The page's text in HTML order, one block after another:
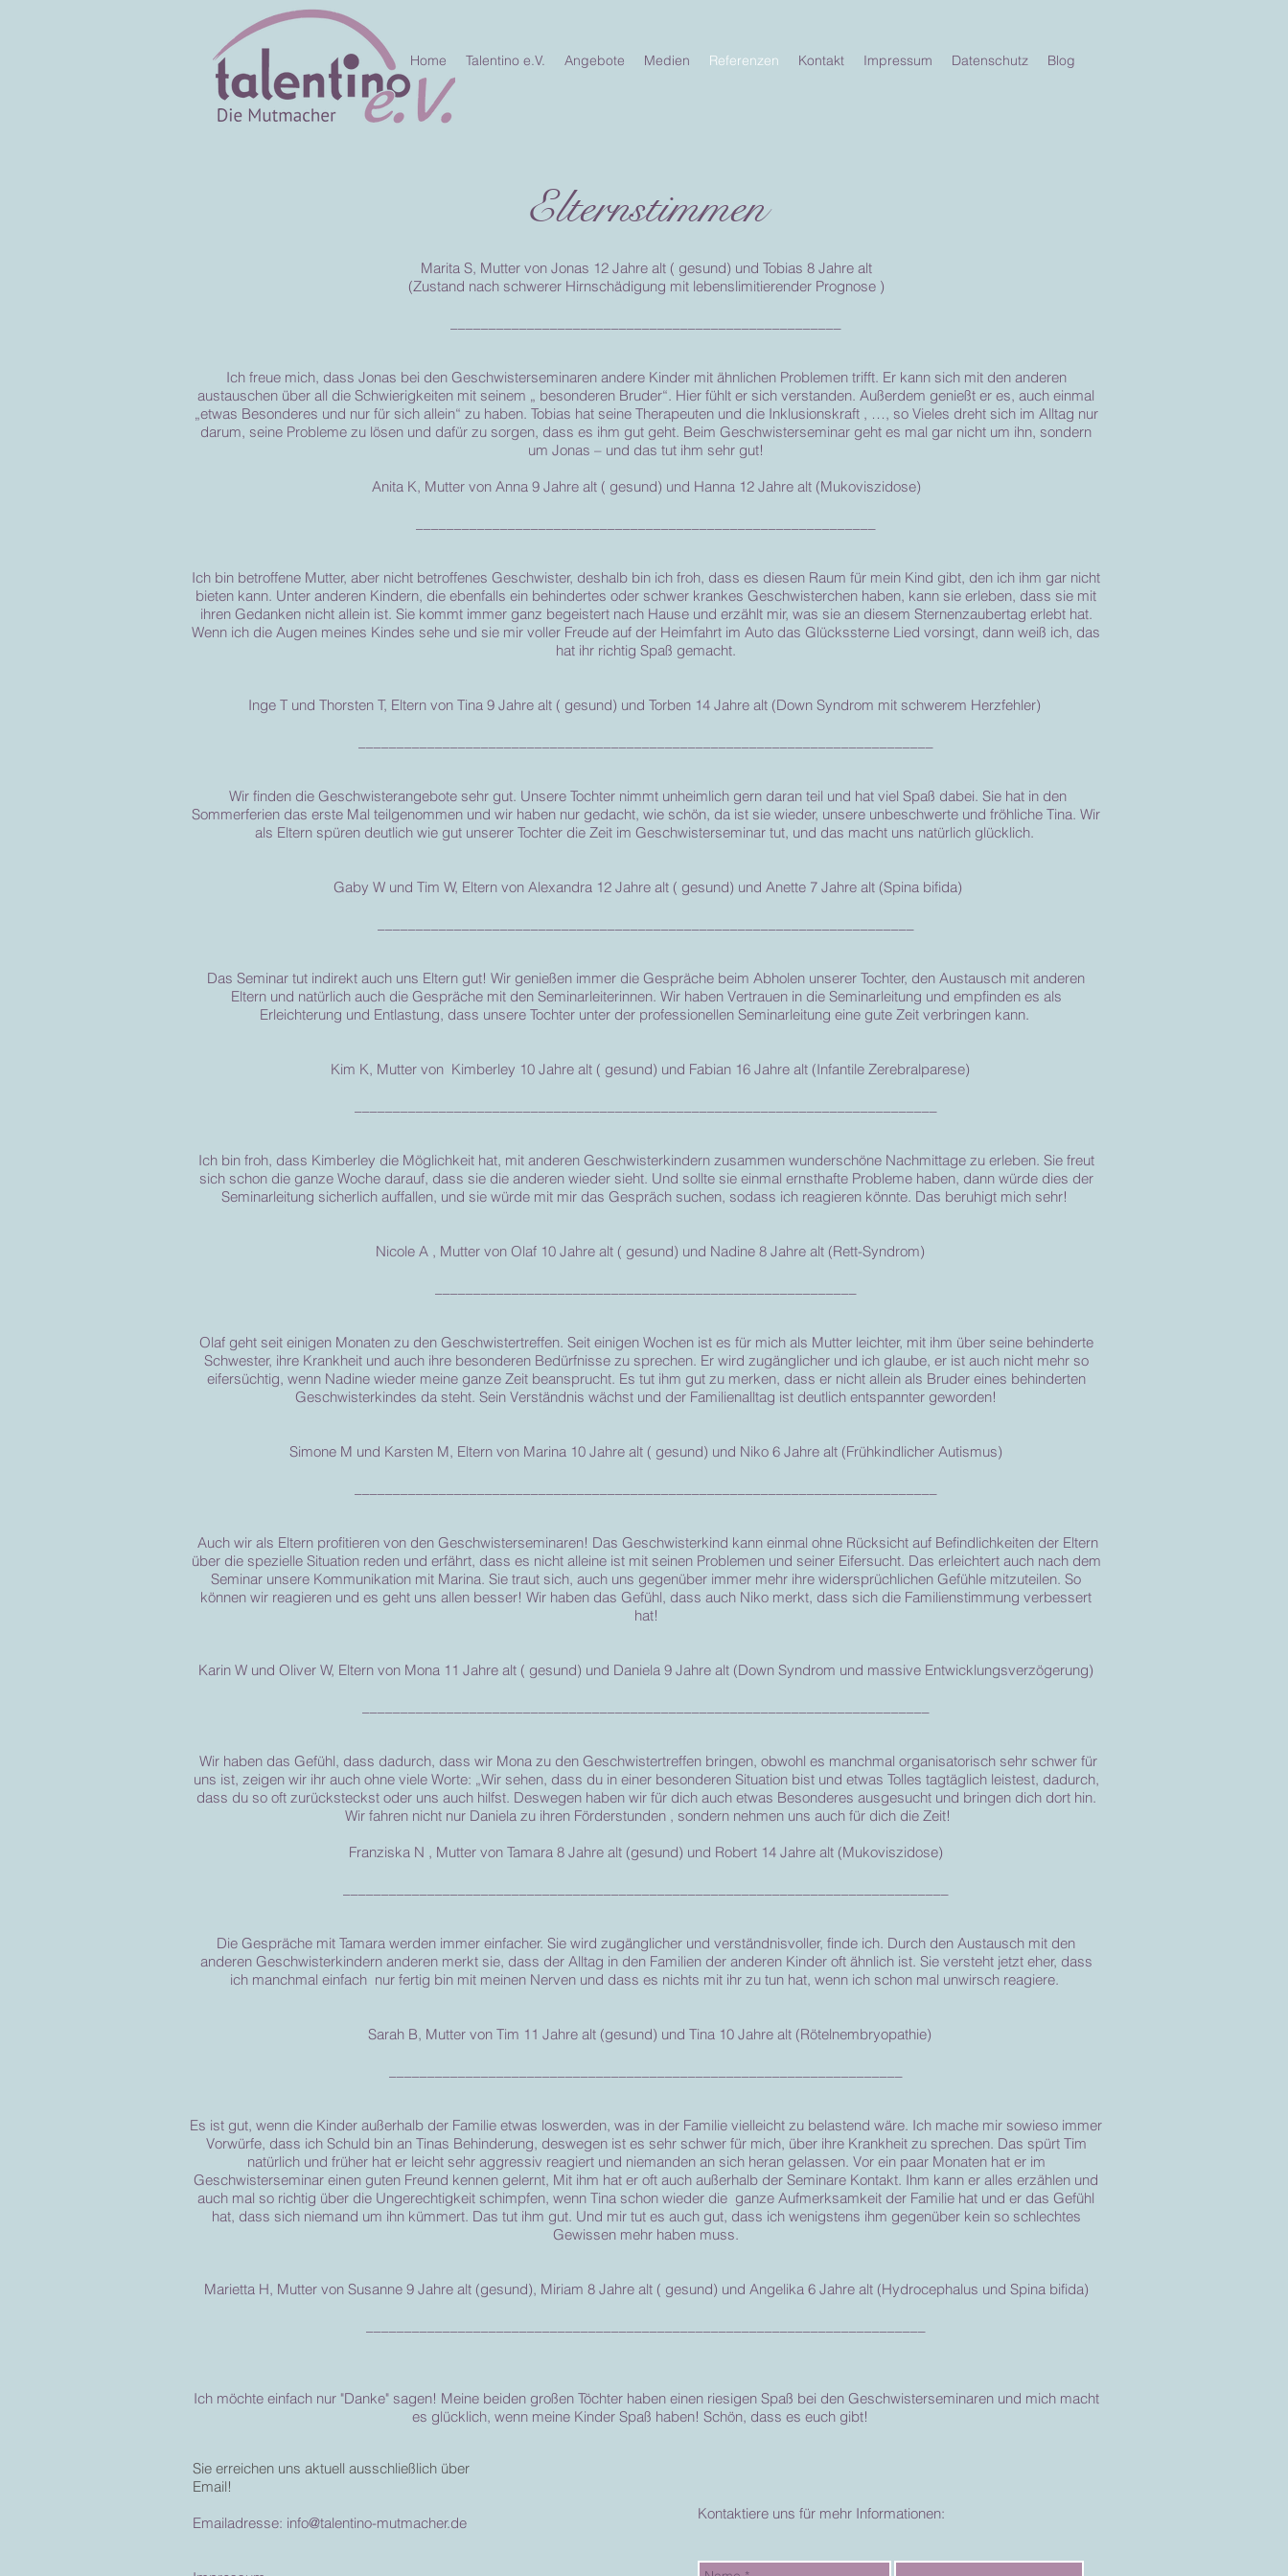
Home Talentino e.V. Angebote Medien Referenzen Kontakt Impressum Datenschutz Blog
Elternstimmen
Marita S, Mutter von Jonas 12 Jahre alt ( gesund) und Tobias 8 Jahre alt
(Zustand nach schwerer Hirnschädigung mit lebenslimitierender Prognose )
Ich freue mich, dass Jonas bei den Geschwisterseminaren andere Kinder mit ähnlichen Problemen trifft. Er kann sich mit den anderen
austauschen über all die Schwierigkeiten mit seinem „ besonderen Bruder“. Hier fühlt er sich verstanden. Außerdem genießt er es, auch einmal
„etwas Besonderes und nur für sich allein“ zu haben. Tobias hat seine Therapeuten und die Inklusionskraft , …, so Vieles dreht sich im Alltag nur
darum, seine Probleme zu lösen und dafür zu sorgen, dass es ihm gut geht. Beim Geschwisterseminar geht es mal gar nicht um ihn, sondern
um Jonas – und das tut ihm sehr gut!
Anita K, Mutter von Anna 9 Jahre alt ( gesund) und Hanna 12 Jahre alt (Mukoviszidose)
Ich bin betroffene Mutter, aber nicht betroffenes Geschwister, deshalb bin ich froh, dass es diesen Raum für mein Kind gibt, den ich ihm gar nicht
bieten kann. Unter anderen Kindern, die ebenfalls ein behindertes oder schwer krankes Geschwisterchen haben, kann sie erleben, dass sie mit
ihren Gedanken nicht allein ist. Sie kommt immer ganz begeistert nach Hause und erzählt mir, was sie an diesem Sternenzaubertag erlebt hat.
Wenn ich die Augen meines Kindes sehe und sie mir voller Freude auf der Heimfahrt im Auto das Glückssterne Lied vorsingt, dann weiß ich, das
hat ihr richtig Spaß gemacht.
Inge T und Thorsten T, Eltern von Tina 9 Jahre alt ( gesund) und Torben 14 Jahre alt (Down Syndrom mit schwerem Herzfehler)
Wir finden die Geschwisterangebote sehr gut. Unsere Tochter nimmt unheimlich gern daran teil und hat viel Spaß dabei. Sie hat in den
Sommerferien das erste Mal teilgenommen und wir haben nur gedacht, wie schön, da ist sie wieder, unsere unbeschwerte und fröhliche Tina. Wir
als Eltern spüren deutlich wie gut unserer Tochter die Zeit im Geschwisterseminar tut, und das macht uns natürlich glücklich.
Gaby W und Tim W, Eltern von Alexandra 12 Jahre alt ( gesund) und Anette 7 Jahre alt (Spina bifida)
Das Seminar tut indirekt auch uns Eltern gut! Wir genießen immer die Gespräche beim Abholen unserer Tochter, den Austausch mit anderen
Eltern und natürlich auch die Gespräche mit den Seminarleiterinnen. Wir haben Vertrauen in die Seminarleitung und empfinden es als
Erleichterung und Entlastung, dass unsere Tochter unter der professionellen Seminarleitung eine gute Zeit verbringen kann.
Kim K, Mutter von Kimberley 10 Jahre alt ( gesund) und Fabian 16 Jahre alt (Infantile Zerebralparese)
Ich bin froh, dass Kimberley die Möglichkeit hat, mit anderen Geschwisterkindern zusammen wunderschöne Nachmittage zu erleben. Sie freut
sich schon die ganze Woche darauf, dass sie die anderen wieder sieht. Und sollte sie einmal ernsthafte Probleme haben, dann würde dies der
Seminarleitung sicherlich auffallen, und sie würde mit mir das Gespräch suchen, sodass ich reagieren könnte. Das beruhigt mich sehr!
Nicole A , Mutter von Olaf 10 Jahre alt ( gesund) und Nadine 8 Jahre alt (Rett-Syndrom)
Olaf geht seit einigen Monaten zu den Geschwistertreffen. Seit einigen Wochen ist es für mich als Mutter leichter, mit ihm über seine behinderte
Schwester, ihre Krankheit und auch ihre besonderen Bedürfnisse zu sprechen. Er wird zugänglicher und ich glaube, er ist auch nicht mehr so
eifersüchtig, wenn Nadine wieder meine ganze Zeit beansprucht. Es tut ihm gut zu merken, dass er nicht allein als Bruder eines behinderten
Geschwisterkindes da steht. Sein Verständnis wächst und der Familienalltag ist deutlich entspannter geworden!
Simone M und Karsten M, Eltern von Marina 10 Jahre alt ( gesund) und Niko 6 Jahre alt (Frühkindlicher Autismus)
Auch wir als Eltern profitieren von den Geschwisterseminaren! Das Geschwisterkind kann einmal ohne Rücksicht auf Befindlichkeiten der Eltern
über die spezielle Situation reden und erfährt, dass es nicht alleine ist mit seinen Problemen und seiner Eifersucht. Das erleichtert auch nach dem
Seminar unsere Kommunikation mit Marina. Sie traut sich, auch uns gegenüber immer mehr ihre widersprüchlichen Gefühle mitzuteilen. So
können wir reagieren und es geht uns allen besser! Wir haben das Gefühl, dass auch Niko merkt, dass sich die Familienstimmung verbessert
hat!
Karin W und Oliver W, Eltern von Mona 11 Jahre alt ( gesund) und Daniela 9 Jahre alt (Down Syndrom und massive Entwicklungsverzögerung)
Wir haben das Gefühl, dass dadurch, dass wir Mona zu den Geschwistertreffen bringen, obwohl es manchmal organisatorisch sehr schwer für
uns ist, zeigen wir ihr auch ohne viele Worte: „Wir sehen, dass du in einer besonderen Situation bist und etwas Tolles tagtäglich leistest, dadurch,
dass du so oft zurücksteckst oder uns auch hilfst. Deswegen haben wir für dich auch etwas Besonderes ausgesucht und bringen dich dort hin.
Wir fahren nicht nur Daniela zu ihren Förderstunden , sondern nehmen uns auch für dich die Zeit!
Franziska N , Mutter von Tamara 8 Jahre alt (gesund) und Robert 14 Jahre alt (Mukoviszidose)
Die Gespräche mit Tamara werden immer einfacher. Sie wird zugänglicher und verständnisvoller, finde ich. Durch den Austausch mit den
anderen Geschwisterkindern anderen merkt sie, dass der Alltag in den Familien der anderen Kinder oft ähnlich ist. Sie versteht jetzt eher, dass
ich manchmal einfach nur fertig bin mit meinen Nerven und dass es nichts mit ihr zu tun hat, wenn ich schon mal unwirsch reagiere.
Sarah B, Mutter von Tim 11 Jahre alt (gesund) und Tina 10 Jahre alt (Rötelnembryopathie)
Es ist gut, wenn die Kinder außerhalb der Familie etwas loswerden, was in der Familie vielleicht zu belastend wäre. Ich mache mir sowieso immer
Vorwürfe, dass ich Schuld bin an Tinas Behinderung, deswegen ist es sehr schwer für mich, über ihre Krankheit zu sprechen. Das spürt Tim
natürlich und früher hat er leicht sehr aggressiv reagiert und niemanden an sich heran gelassen. Vor ein paar Monaten hat er im
Geschwisterseminar einen guten Freund kennen gelernt, Mit ihm hat er oft auch außerhalb der Seminare Kontakt. Ihm kann er alles erzählen und
auch mal so richtig über die Ungerechtigkeit schimpfen, wenn Tina schon wieder die ganze Aufmerksamkeit der Familie hat und er das Gefühl
hat, dass sich niemand um ihn kümmert. Das tut ihm gut. Und mir tut es auch gut, dass ich wenigstens ihm gegenüber kein so schlechtes
Gewissen mehr haben muss.
Marietta H, Mutter von Susanne 9 Jahre alt (gesund), Miriam 8 Jahre alt ( gesund) und Angelika 6 Jahre alt (Hydrocephalus und Spina bifida)
Ich möchte einfach nur "Danke" sagen! Meine beiden großen Töchter haben einen riesigen Spaß bei den Geschwisterseminaren und mich macht
es glücklich, wenn meine Kinder Spaß haben! Schön, dass es euch gibt!
​Sie erreichen uns aktuell ausschließlich über
Email!
Emailadresse: info@talentino-mutmacher.de
Kontaktiere uns für mehr Informationen: